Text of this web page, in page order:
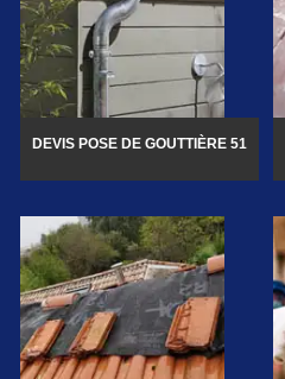
DEVIS POSE DE GOUTTIÈRE 51